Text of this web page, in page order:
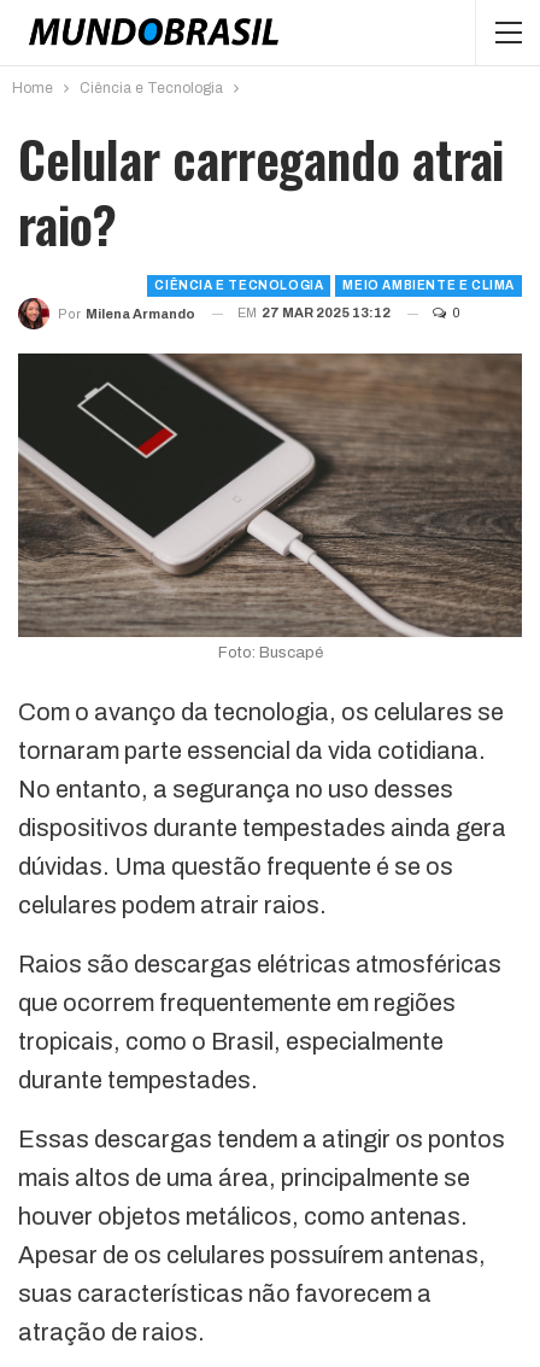
Home Ciência e Tecnologia
Celular carregando atrai
raio?
CIÊNCIA E TECNOLOGIA MEIO AMBIENTE E CLIMA
Por Milena Armando EM 27 MAR 2025 13:12 0
Foto: Buscapé
Com o avanço da tecnologia, os celulares se
tornaram parte essencial da vida cotidiana.
No entanto, a segurança no uso desses
dispositivos durante tempestades ainda gera
dúvidas. Uma questão frequente é se os
celulares podem atrair raios.
Raios são descargas elétricas atmosféricas
que ocorrem frequentemente em regiões
tropicais, como o Brasil, especialmente
durante tempestades.
Essas descargas tendem a atingir os pontos
mais altos de uma área, principalmente se
houver objetos metálicos, como antenas.
Apesar de os celulares possuírem antenas,
suas características não favorecem a
atração de raios.